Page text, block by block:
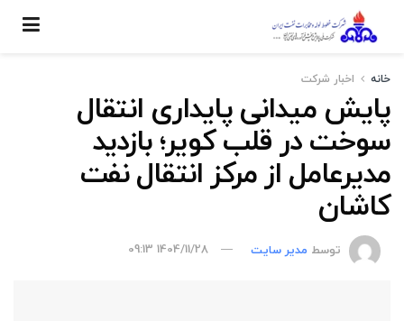
خانه اخبار شركت
پایش میدانی پایداری انتقال
سوخت در قلب کویر؛ بازدید
مدیرعامل از مرکز انتقال نفت
کاشان
توسط مدیر سایت 1404/11/28 09:13